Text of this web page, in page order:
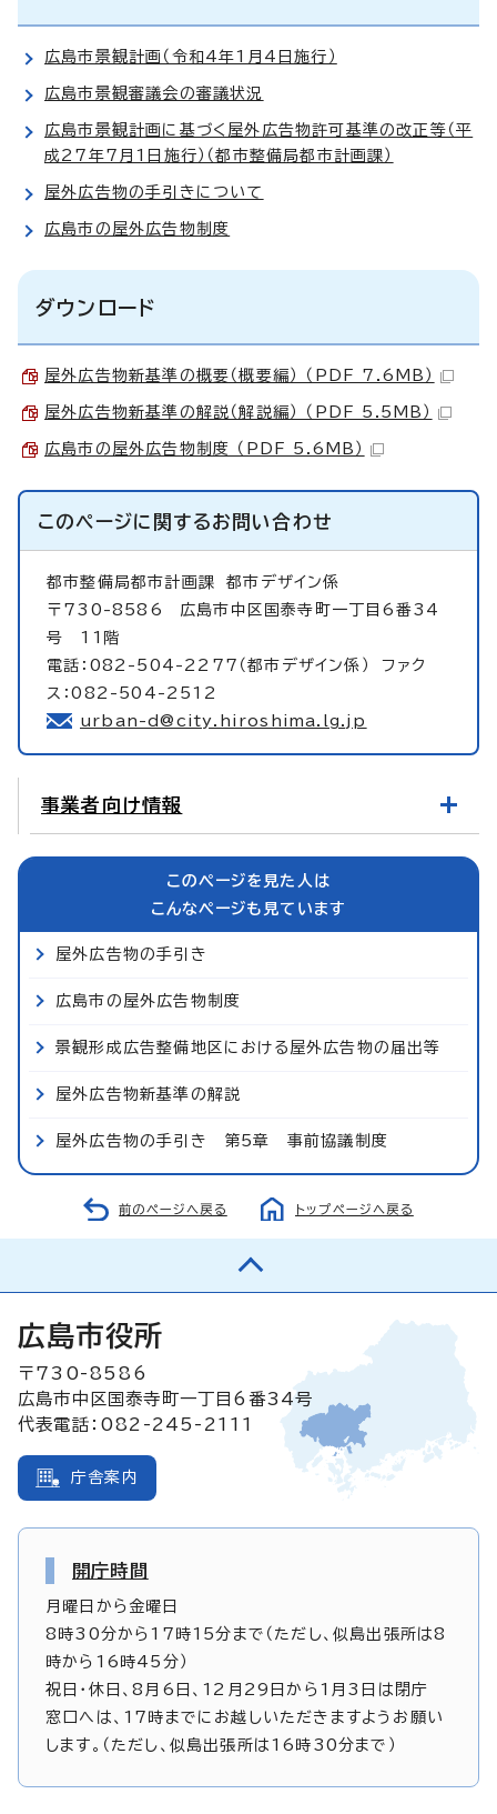
広島市景観計画（令和4年1月4日施行）
広島市景観審議会の審議状況
広島市景観計画に基づく屋外広告物許可基準の改正等（平
成27年7月1日施行）（都市整備局都市計画課）
屋外広告物の手引きについて
広島市の屋外広告物制度
ダウンロード
屋外広告物新基準の概要（概要編） （PDF 7.6MB）
屋外広告物新基準の解説（解説編） （PDF 5.5MB）
広島市の屋外広告物制度 （PDF 5.6MB）
このページに関するお問い合わせ
都市整備局都市計画課都市デザイン係
〒730-8586 広島市中区国泰寺町一丁目6番34
号 11階
電話：082-504-2277（都市デザイン係） ファク
ス：082-504-2512
urban-d@city.hiroshima.lg.jp
事業者向け情報
このページを見た人は
こんなページも見ています
屋外広告物の手引き
広島市の屋外広告物制度
景観形成広告整備地区における屋外広告物の届出等
屋外広告物新基準の解説
屋外広告物の手引き 第5章 事前協議制度
前のページへ戻る トップページへ戻る
広島市役所
〒730-8586
広島市中区国泰寺町一丁目6番34号
代表電話：082-245-2111
庁舎案内
開庁時間
月曜日から金曜日
8時30分から17時15分まで（ただし、似島出張所は8
時から16時45分）
祝日・休日、8月6日、12月29日から1月3日は閉庁
窓口へは、17時までにお越しいただきますようお願い
します。（ただし、似島出張所は16時30分まで）